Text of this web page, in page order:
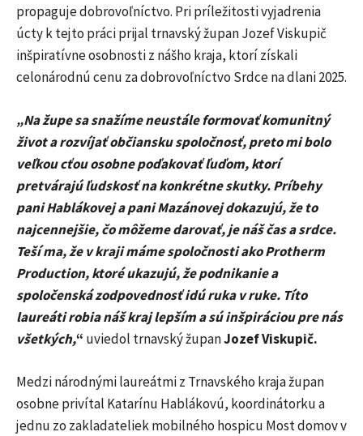
propaguje dobrovoľníctvo. Pri príležitosti vyjadrenia
úcty k tejto práci prijal trnavský župan Jozef Viskupič
inšpiratívne osobnosti z nášho kraja, ktorí získali
celonárodnú cenu za dobrovoľníctvo Srdce na dlani 2025.
„Na župe sa snažíme neustále formovať komunitný
život a rozvíjať občiansku spoločnosť, preto mi bolo
veľkou cťou osobne poďakovať ľuďom, ktorí
pretvárajú ľudskosť na konkrétne skutky. Príbehy
pani Hablákovej a pani Mazánovej dokazujú, že to
najcennejšie, čo môžeme darovať, je náš čas a srdce.
Teší ma, že v kraji máme spoločnosti ako Protherm
Production, ktoré ukazujú, že podnikanie a
spoločenská zodpovednosť idú ruka v ruke. Títo
laureáti robia náš kraj lepším a sú inšpiráciou pre nás
všetkých,“ uviedol trnavský županJozef Viskupič.
Medzi národnými laureátmi z Trnavského kraja župan
osobne privítal Katarínu Hablákovú, koordinátorku a
jednu zo zakladateliek mobilného hospicu Most domov v